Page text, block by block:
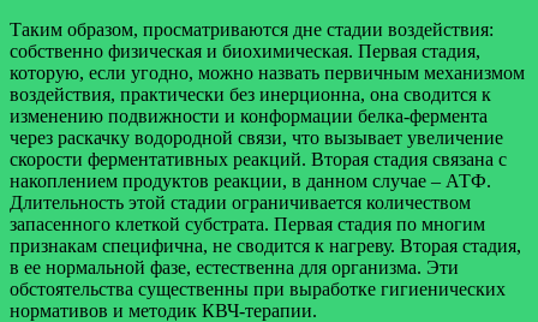
Таким образом, просматриваются дне стадии воздействия:
собственно физическая и биохимическая. Первая стадия,
которую, если угодно, можно назвать первичным механизмом
воздействия, практически без инерционна, она сводится к
изменению подвижности и конформации белка-фермента
через раскачку водородной связи, что вызывает увеличение
скорости ферментативных реакций. Вторая стадия связана с
накоплением продуктов реакции, в данном случае – АТФ.
Длительность этой стадии ограничивается количеством
запасенного клеткой субстрата. Первая стадия по многим
признакам специфична, не сводится к нагреву. Вторая стадия,
в ее нормальной фазе, естественна для организма. Эти
обстоятельства существенны при выработке гигиенических
нормативов и методик КВЧ-терапии.